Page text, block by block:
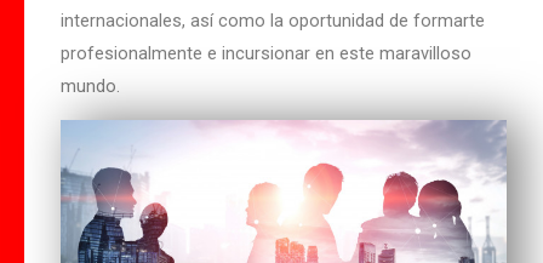
internacionales, así como la oportunidad de formarte
profesionalmente e incursionar en este maravilloso
mundo.